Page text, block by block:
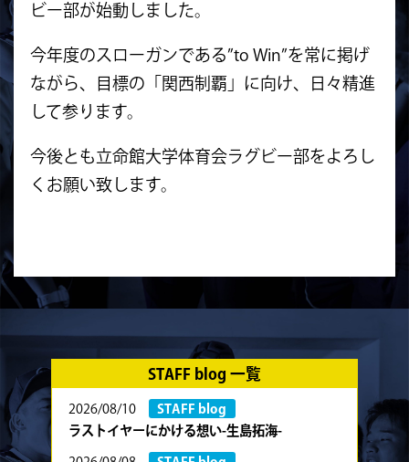
ビー部が始動しました。
今年度のスローガンである”to Win”を常に掲げ
ながら、目標の「関西制覇」に向け、日々精進
して参ります。
今後とも立命館大学体育会ラグビー部をよろし
くお願い致します。
STAFF blog 一覧
2026/08/10
STAFF blog
ラストイヤーにかける想い-生島拓海-